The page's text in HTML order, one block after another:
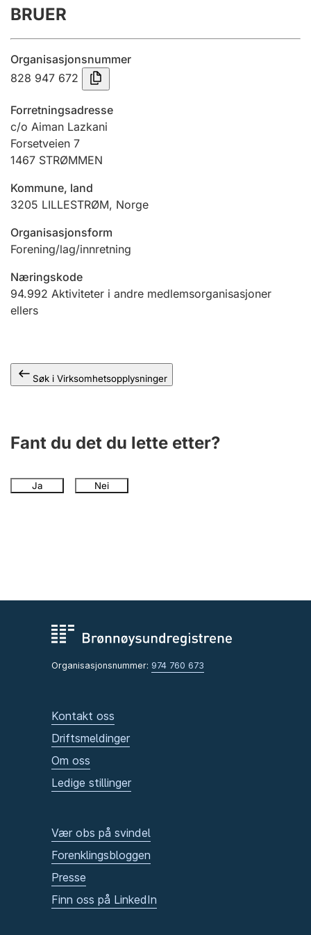
Årsregnskap
Innsending og forsinkelsesgebyr
Jeger
Betaling og jegeravgiftskort
Ektepaktveileder
BRUER
Organisasjonsnummer
828 947 672
Forretningsadresse
c/o Aiman Lazkani
Forsetveien 7
1467 STRØMMEN
Kommune, land
3205 LILLESTRØM, Norge
Organisasjonsform
Forening/lag/innretning
Næringskode
94.992 Aktiviteter i andre medlemsorganisasjoner
ellers
Søk i Virksomhetsopplysninger
Fant du det du lette etter?
Ja Nei
Organisasjonsnummer: 974 760 673
Kontakt oss
Driftsmeldinger
Om oss
Ledige stillinger
Vær obs på svindel
Forenklingsbloggen
Presse
Finn oss på LinkedIn